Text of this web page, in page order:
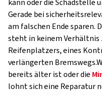
kann oder die
Gerade bei
am falschen Ende sparen.
steht in keinem Verhältnis
Reifenplatzers, eines
verlängerten
bereits älter ist oder die
lohnt sich eine Reparatur